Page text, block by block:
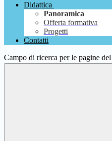
Didattica
Panoramica
Offerta formativa
Progetti
Contatti
Campo di ricerca per le pagine